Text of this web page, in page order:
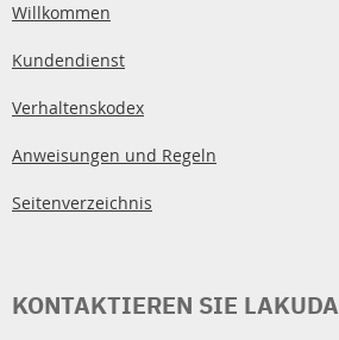
Willkommen
Kundendienst
Verhaltenskodex
Anweisungen und Regeln
Seitenverzeichnis
KONTAKTIEREN SIE LAKUDA